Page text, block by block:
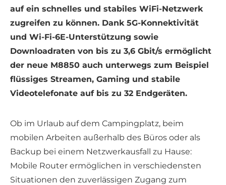
auf ein schnelles und stabiles WiFi-Netzwerk
zugreifen zu können. Dank 5G-Konnektivität
und Wi-Fi-6E-Unterstützung sowie
Downloadraten von bis zu 3,6 Gbit/s ermöglicht
der neue M8850 auch unterwegs zum Beispiel
flüssiges Streamen, Gaming und stabile
Videotelefonate auf bis zu 32 Endgeräten.
Ob im Urlaub auf dem Campingplatz, beim
mobilen Arbeiten außerhalb des Büros oder als
Backup bei einem Netzwerkausfall zu Hause:
Mobile Router ermöglichen in verschiedensten
Situationen den zuverlässigen Zugang zum